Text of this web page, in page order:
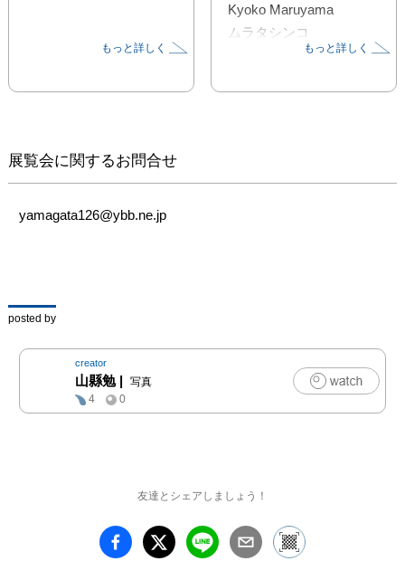
もっと詳しく
Kyoko Maruyama
ムラタシンコ
もっと詳しく
展覧会に関するお問合せ
yamagata126@ybb.ne.jp
posted by
creator
山縣勉|
写真
4
0
友達とシェアしましょう！